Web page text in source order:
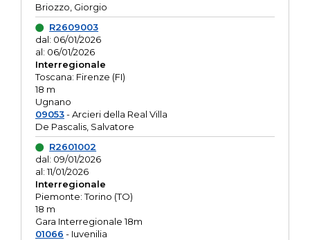
Briozzo, Giorgio
R2609003
dal: 06/01/2026
al: 06/01/2026
Interregionale
Toscana: Firenze (FI)
18 m
Ugnano
09053- Arcieri della Real Villa
De Pascalis, Salvatore
R2601002
dal: 09/01/2026
al: 11/01/2026
Interregionale
Piemonte: Torino (TO)
18 m
Gara Interregionale 18m
01066 - Iuvenilia